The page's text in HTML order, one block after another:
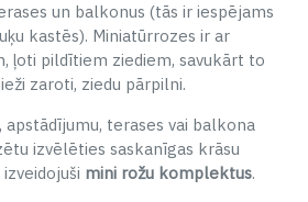
un balkonus (tās ir iespējams
kastēs). Miniatūrrozes ir ar
ļoti pildītiem ziediem, savukārt to
zaroti, ziedu pārpilni.
apstādījumu, terases vai balkona
izvēlēties saskanīgas krāsu
mini rožu komplektus.